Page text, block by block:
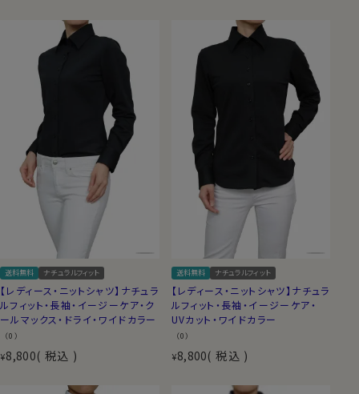
送料無料 ナチュラルフィット
【レディース・ニットシャツ】ナチュラ
ルフィット・長袖・イージーケア・ク
ールマックス・ドライ・ワイドカラー
（0）
¥8,800 税込
送料無料 ナチュラルフィット
【レディース・ニットシャツ】ナチュラ
ルフィット・長袖・イージーケア・
UVカット・ワイドカラー
（0）
¥8,800 税込